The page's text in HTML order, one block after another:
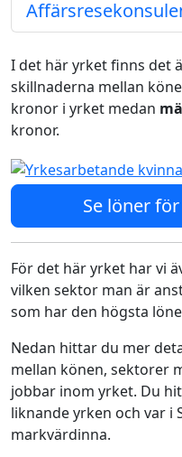
I det här yrket finns det
skillnaderna mellan
kronor i yrket medan
kronor.
Se löner
För det här yrket har vi
vilken sektor man är
som har den högsta
Nedan hittar du mer
mellan könen, sektorer
jobbar inom yrket. Du
liknande yrken och var i
markvärdinna.